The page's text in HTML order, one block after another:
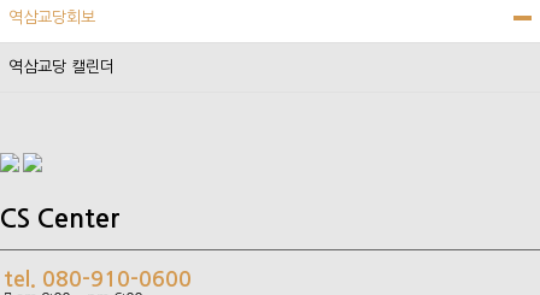
역삼교당회보
역삼교당 캘린더
CS Center
tel. 080-910-0600